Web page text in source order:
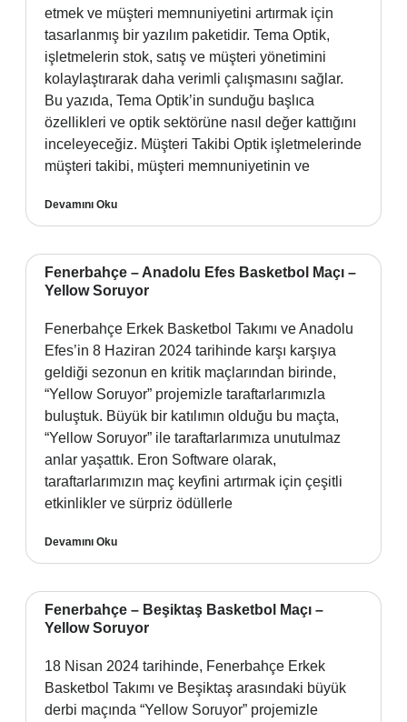
etmek ve müşteri memnuniyetini artırmak için
tasarlanmış bir yazılım paketidir. Tema Optik,
işletmelerin stok, satış ve müşteri yönetimini
kolaylaştırarak daha verimli çalışmasını sağlar.
Bu yazıda, Tema Optik’in sunduğu başlıca
özellikleri ve optik sektörüne nasıl değer kattığını
inceleyeceğiz. Müşteri Takibi Optik işletmelerinde
müşteri takibi, müşteri memnuniyetinin ve
Devamını Oku
Fenerbahçe – Anadolu Efes Basketbol Maçı –
Yellow Soruyor
Fenerbahçe Erkek Basketbol Takımı ve Anadolu
Efes’in 8 Haziran 2024 tarihinde karşı karşıya
geldiği sezonun en kritik maçlarından birinde,
“Yellow Soruyor” projemizle taraftarlarımızla
buluştuk. Büyük bir katılımın olduğu bu maçta,
“Yellow Soruyor” ile taraftarlarımıza unutulmaz
anlar yaşattık. Eron Software olarak,
taraftarlarımızın maç keyfini artırmak için çeşitli
etkinlikler ve sürpriz ödüllerle
Devamını Oku
Fenerbahçe – Beşiktaş Basketbol Maçı –
Yellow Soruyor
18 Nisan 2024 tarihinde, Fenerbahçe Erkek
Basketbol Takımı ve Beşiktaş arasındaki büyük
derbi maçında “Yellow Soruyor” projemizle